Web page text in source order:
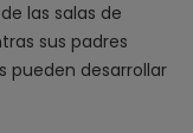
las salas de
sus padres
pueden desarrollar